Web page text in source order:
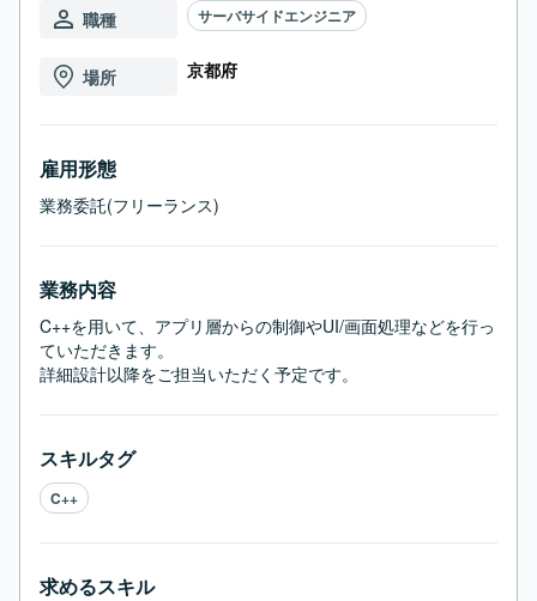
職種 サーバサイドエンジニア
場所 京都府
雇用形態
業務委託(フリーランス)
業務内容
C++を用いて、アプリ層からの制御やUI/画面処理などを行っ
ていただきます。
詳細設計以降をご担当いただく予定です。
スキルタグ
C++
求めるスキル